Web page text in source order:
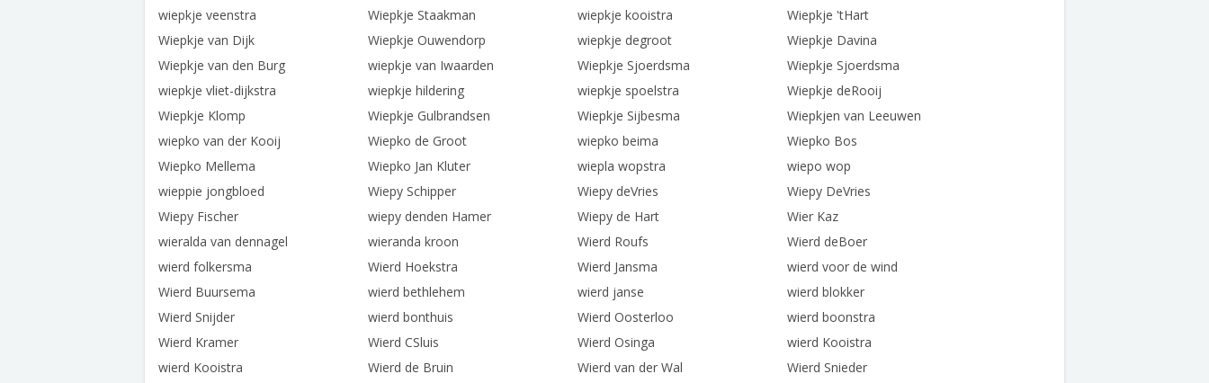
wiepkje veenstra
Wiepkje Staakman wiepkje kooistra
Wiepkje 'tHart
Wiepkje van Dijk
Wiepkje Ouwendorp wiepkje degroot
Wiepkje Davina
Wiepkje van den Burg
wiepkje van Iwaarden Wiepkje Sjoerdsma
Wiepkje Sjoerdsma
wiepkje vliet-dijkstra
wiepkje hildering wiepkje spoelstra
Wiepkje deRooij
Wiepkje Klomp
Wiepkje Gulbrandsen Wiepkje Sijbesma
Wiepkjen van Leeuwen
wiepko van der Kooij
Wiepko de Groot wiepko beima
Wiepko Bos
Wiepko Mellema
Wiepko Jan Kluter wiepla wopstra
wiepo wop
wieppie jongbloed
Wiepy Schipper Wiepy deVries
Wiepy DeVries
Wiepy Fischer
wiepy denden Hamer Wiepy de Hart
Wier Kaz
wieralda van dennagel
wieranda kroon Wierd Roufs
Wierd deBoer
wierd folkersma
Wierd Hoekstra Wierd Jansma
wierd voor de wind
Wierd Buursema
wierd bethlehem wierd janse
wierd blokker
Wierd Snijder
wierd bonthuis Wierd Oosterloo
wierd boonstra
Wierd Kramer
Wierd CSluis Wierd Osinga
wierd Kooistra
wierd Kooistra
Wierd de Bruin Wierd van der Wal
Wierd Snieder